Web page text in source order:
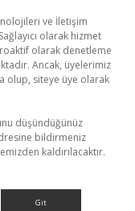
ve İletişim
olarak hizmet
olarak denetleme
Ancak, üyelerimiz
olup, siteye üye olarak
düşündüğünüz
bildirmeniz
kaldırılacaktır.